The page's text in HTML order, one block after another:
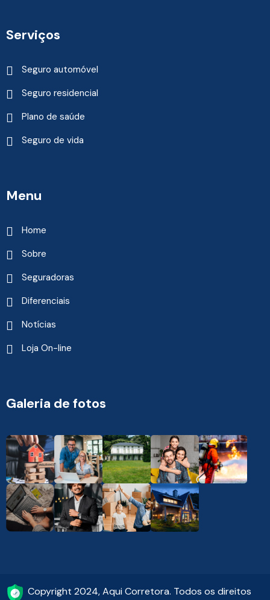
Serviços
Seguro automóvel
Seguro residencial
Plano de saúde
Seguro de vida
Menu
Home
Sobre
Seguradoras
Diferenciais
Notícias
Loja On-line
Galeria de fotos
Copyright 2024, Aqui Corretora. Todos os direitos